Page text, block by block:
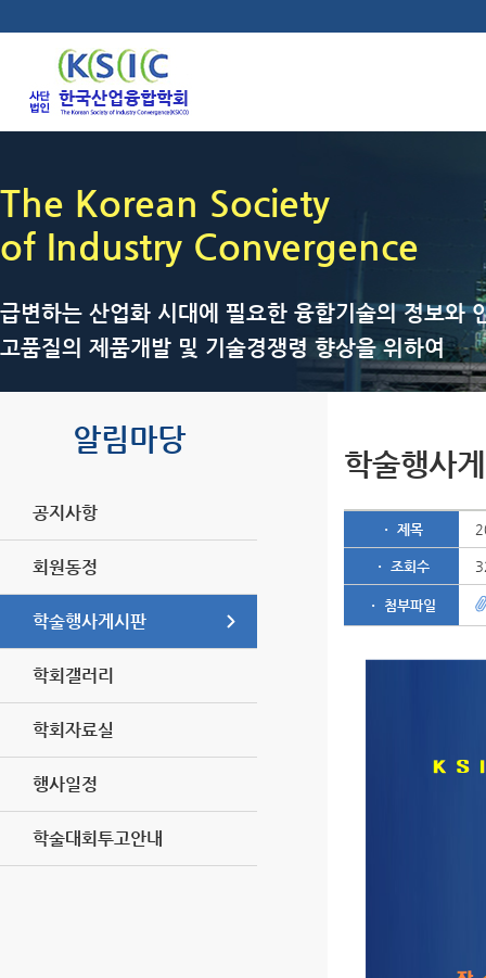
The Korean Society
of Industry Convergence
급변하는 산업화 시대에 필요한 융합기술의 정보와
고품질의 제품개발 및 기술경쟁령 향상을 위하여
알림마당
공지사항
회원동정
학술행사게시판
학회갤러리
학회자료실
행사일정
학술대회투고안내
학술행사
ㆍ 제목
ㆍ 조회수
ㆍ 첨부파일